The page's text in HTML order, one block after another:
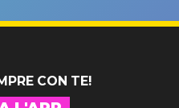
CON TE!